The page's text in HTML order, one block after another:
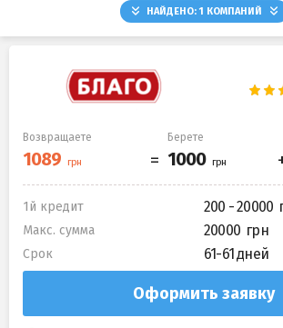
НАЙДЕНО:1 КОМПАНИЙ
Возвращаете Берете
1й кредит 200 - 20000
Макс. сумма 20000
Срок 61-61 дней
Оформить заявку